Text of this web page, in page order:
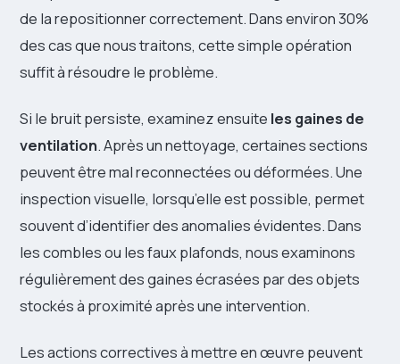
de la repositionner correctement. Dans environ 30%
des cas que nous traitons, cette simple opération
suffit à résoudre le problème.
Si le bruit persiste, examinez ensuite les gaines de
ventilation. Après un nettoyage, certaines sections
peuvent être mal reconnectées ou déformées. Une
inspection visuelle, lorsqu’elle est possible, permet
souvent d’identifier des anomalies évidentes. Dans
les combles ou les faux plafonds, nous examinons
régulièrement des gaines écrasées par des objets
stockés à proximité après une intervention.
Les actions correctives à mettre en œuvre peuvent